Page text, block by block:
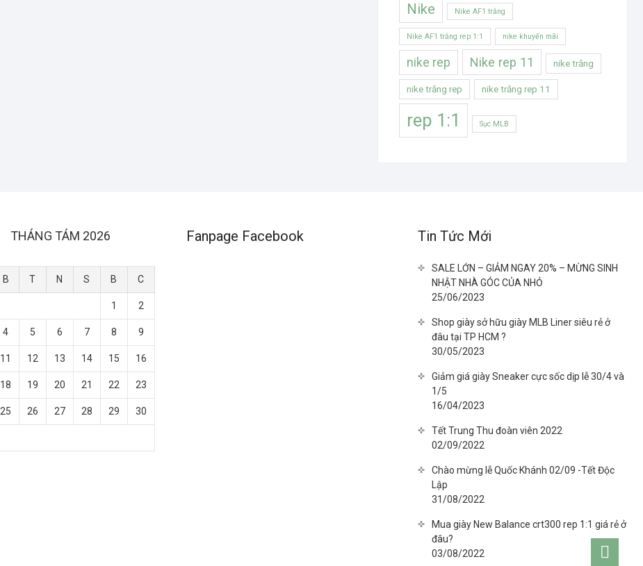
Nike Nike AF1 trắng
Nike AF1 trắng rep 1:1 nike khuyến mãi
nike rep Nike rep 11 nike trắng
nike trắng rep nike trắng rep 11
rep 1:1 Sục MLB
THÁNG TÁM 2026
B T N S B C
1 2
4 5 6 7 8 9
11 12 13 14 15 16
18 19 20 21 22 23
25 26 27 28 29 30
Fanpage Facebook Tin Tức Mới
SALE LỚN – GIẢM NGAY 20% – MỪNG SINH
NHẬT NHÀ GÓC CỦA NHỎ
25/06/2023
Shop giày sở hữu giày MLB Liner siêu rẻ ở
đâu tại TP HCM ?
30/05/2023
Giảm giá giày Sneaker cực sốc dịp lễ 30/4 và
1/5
16/04/2023
Tết Trung Thu đoàn viên 2022
02/09/2022
Chào mừng lễ Quốc Khánh 02/09 -Tết Độc
Lập
31/08/2022
Mua giày New Balance crt300 rep 1:1 giá rẻ ở
đâu?
03/08/2022
Go
to